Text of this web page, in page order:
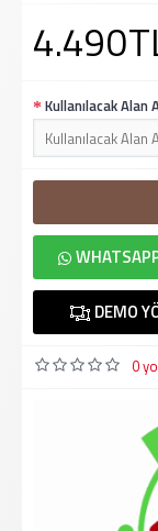
Kullanılacak Alan
DEMO
0